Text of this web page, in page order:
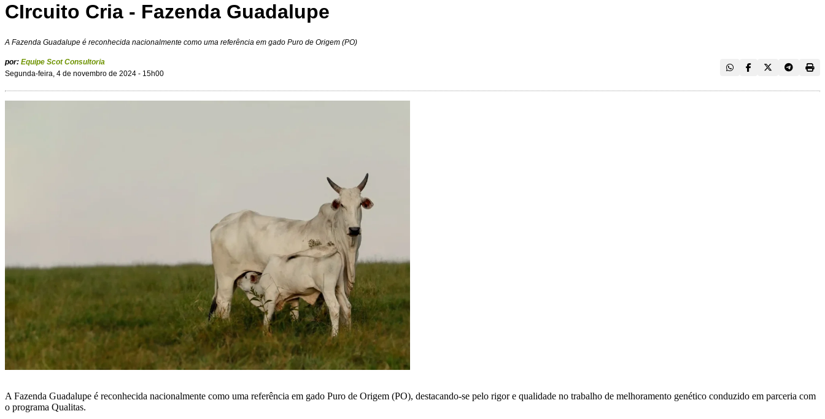
CIrcuito Cria - Fazenda Guadalupe
A Fazenda Guadalupe é reconhecida nacionalmente como uma referência em gado Puro de Origem (PO)
por: Equipe Scot Consultoria
Segunda-feira, 4 de novembro de 2024 - 15h00
A Fazenda Guadalupe é reconhecida nacionalmente como uma referência em gado Puro de Origem (PO), destacando-se pelo rigor e qualidade no trabalho de melhoramento genético conduzido em parceria com
o programa Qualitas.